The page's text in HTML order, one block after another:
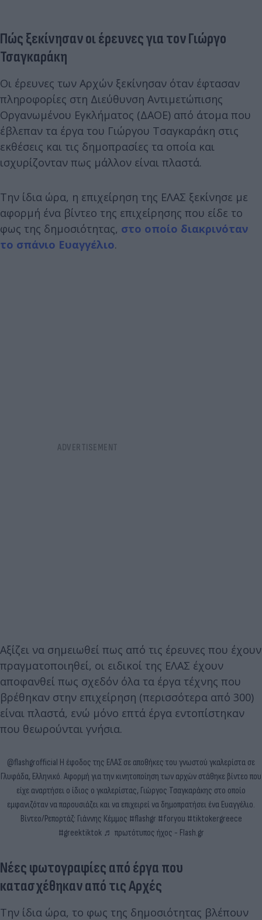
Πώς ξεκίνησαν οι έρευνες για τον Γιώργο
Τσαγκαράκη
Οι έρευνες των Αρχών ξεκίνησαν όταν έφτασαν
πληροφορίες στη Διεύθυνση Αντιμετώπισης
Οργανωμένου Εγκλήματος (ΔΑΟΕ) από άτομα που
έβλεπαν τα έργα του Γιώργου Τσαγκαράκη στις
εκθέσεις και τις δημοπρασίες τα οποία και
ισχυρίζονταν πως μάλλον είναι πλαστά.
Την ίδια ώρα, η επιχείρηση της ΕΛΑΣ ξεκίνησε με
αφορμή ένα βίντεο της επιχείρησης που είδε το
φως της δημοσιότητας, στο οποίο διακρινόταν
το σπάνιο Ευαγγέλιο.
Αξίζει να σημειωθεί πως από τις έρευνες που έχουν
πραγματοποιηθεί, οι ειδικοί της ΕΛΑΣ έχουν
αποφανθεί πως σχεδόν όλα τα έργα τέχνης που
βρέθηκαν στην επιχείρηση (περισσότερα από 300)
είναι πλαστά, ενώ μόνο επτά έργα εντοπίστηκαν
που θεωρούνται γνήσια.
@flashgrofficial Η έφοδος της ΕΛΑΣ σε αποθήκες του γνωστού γκαλερίστα σε
Γλυφάδα, Ελληνικό. Αφορμή για την κινητοποίηση των αρχών στάθηκε βίντεο που
είχε αναρτήσει ο ίδιος ο γκαλερίστας, Γιώργος Τσαγκαράκης στο οποίο
εμφανιζόταν να παρουσιάζει και να επιχειρεί να δημοπρατήσει ένα Ευαγγέλιο.
Βίντεο/Ρεπορτάζ: Γιάννης Κέμμος #flashgr #foryou #tiktokergreece
#greektiktok ♬ πρωτότυπος ήχος - Flash.gr
Νέες φωτογραφίες από έργα που
κατασχέθηκαν από τις Αρχές
Την ίδια ώρα, το φως της δημοσιότητας βλέπουν